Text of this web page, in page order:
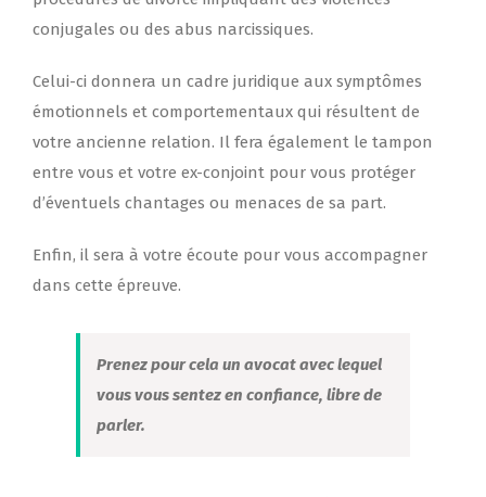
conjugales ou des abus narcissiques.
Celui-ci donnera un cadre juridique aux symptômes
émotionnels et comportementaux qui résultent de
votre ancienne relation. Il fera également le tampon
entre vous et votre ex-conjoint pour vous protéger
d’éventuels chantages ou menaces de sa part.
Enfin, il sera à votre écoute pour vous accompagner
dans cette épreuve.
Prenez pour cela un avocat avec lequel
vous vous sentez en confiance, libre de
parler.